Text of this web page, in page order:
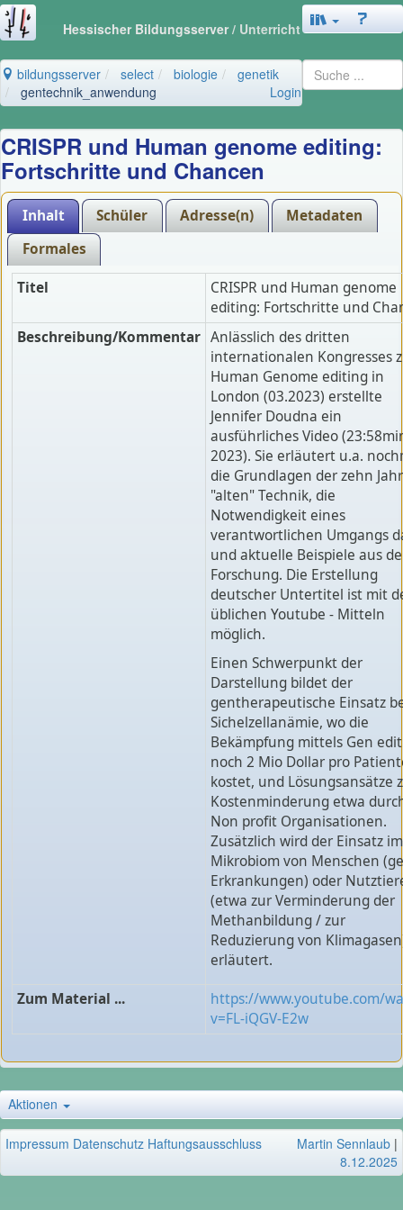
Hessischer Bildungsserver/ Unterricht
bildungsserver select biologie
genetik
gentechnik_anwendung
Login
CRISPR und Human genome editing:
Fortschritte und Chancen
Inhalt Schüler Adresse(n)
Metadaten
Formales
Titel
CRISPR und Human genome
editing: Fortschritte und
Beschreibung/Kommentar Anlässlich des dritten
internationalen Kongresses
Human Genome editing in
London (03.2023) erstellte
Jennifer Doudna ein
ausführliches Video
2023). Sie erläutert u.a.
die Grundlagen der zehn
"alten" Technik, die
Notwendigkeit eines
verantwortlichen Umgangs
und aktuelle Beispiele aus
Forschung. Die Erstellung
deutscher Untertitel ist mit
üblichen Youtube - Mitteln
möglich.
Einen Schwerpunkt der
Darstellung bildet der
gentherapeutische Einsatz
Sichelzellanämie, wo die
Bekämpfung mittels Gen
noch 2 Mio Dollar pro
kostet, und Lösungsansätze
Kostenminderung etwa
Non profit Organisationen.
Zusätzlich wird der Einsatz im
Mikrobiom von Menschen
Erkrankungen) oder
(etwa zur Verminderung der
Methanbildung / zur
Reduzierung von
erläutert.
Zum Material ...
https://www.youtube.com/
v=FL-iQGV-E2w
Aktionen
Impressum Datenschutz Haftungsausschluss Martin Sennlaub |
8.12.2025